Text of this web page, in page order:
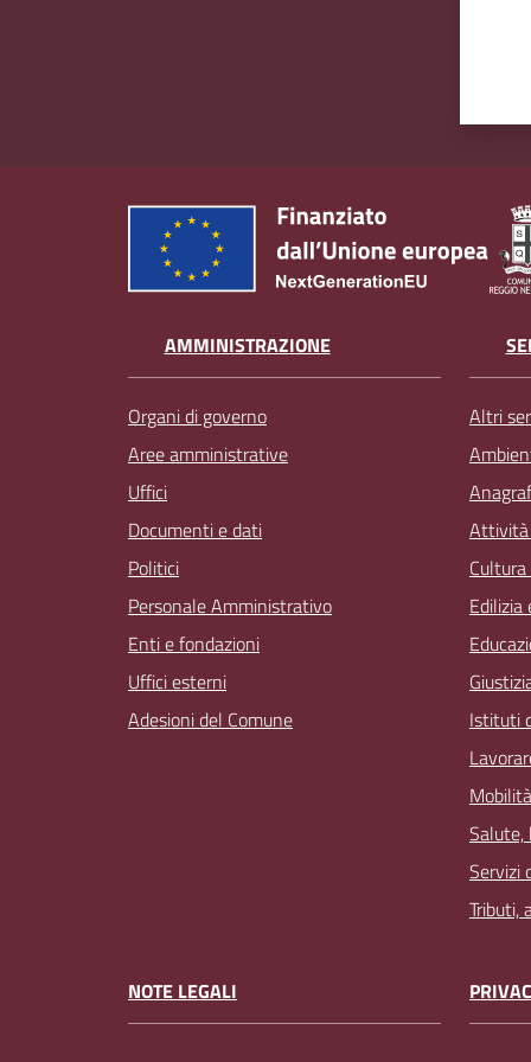
AMMINISTRAZIONE
Organi di governo
Aree amministrative
Uffici
Documenti e dati
Politici
Personale Amministrativo
Enti e fondazioni
Uffici esterni
Adesioni del Comune
Altri
Attività
Edilizia
Istituti
Salute,
Servizi
Tributi,
NOTE LEGALI